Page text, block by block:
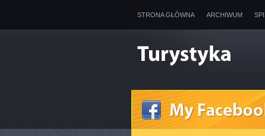
STRONA GŁÓWNA ARCHIWUM